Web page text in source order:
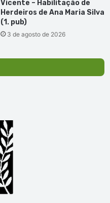
Vicente – Habilitação de
Herdeiros de Ana Maria Silva
(1. pub)
3 de agosto de 2026